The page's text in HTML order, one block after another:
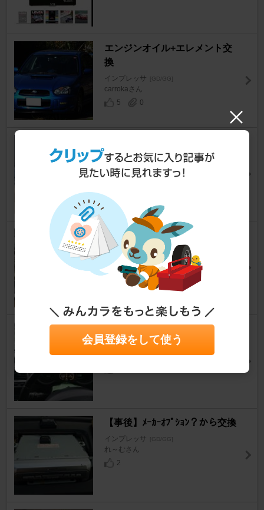
エンジンオイル+エレメント交
換
インプレッサ [GD/GG]
carrokaさん
5
0
トバックル取り外し編～
インプレッサ [GD/GG]
燃料ホースその他もろもろ
インプレッサ [GD/GG]
ゆせまるさん
2
インプレッサ [GD/GG]
dai_sanさん
【事後】ﾒｰｶｰｵﾌﾟｼｮﾝ？から交換
インプレッサ [GD/GG]
れ～むさん
2
会員登録をして使う